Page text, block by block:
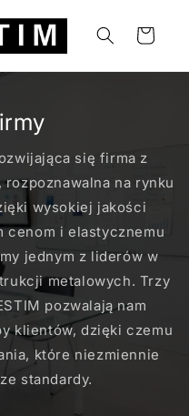
Koszyk
się firma z
na rynku
wysokiej jakości
cenom i elastycznemu
jednym z liderów w
metalowych. Trzy
pozwalają nam
klientów, dzięki czemu
które niezmiennie
standardy.